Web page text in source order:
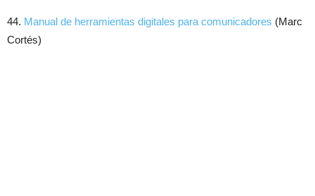
44. Manual de herramientas digitales para comunicadores (Marc
Cortés)